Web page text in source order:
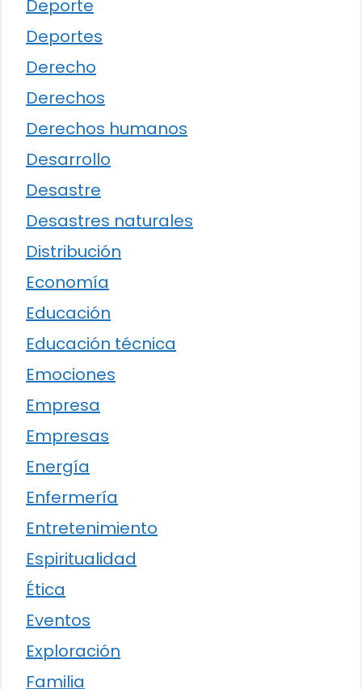
Deporte
Deportes
Derecho
Derechos
Derechos humanos
Desarrollo
Desastre
Desastres naturales
Distribución
Economía
Educación
Educación técnica
Emociones
Empresa
Empresas
Energía
Enfermería
Entretenimiento
Espiritualidad
Ética
Eventos
Exploración
Familia